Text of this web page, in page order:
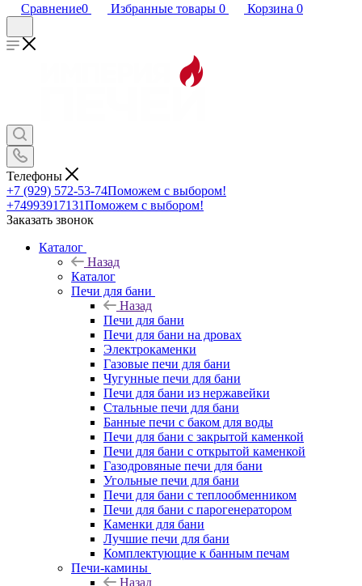
Сравнение0 Избранные товары 0 Корзина 0
Телефоны
+7 (929) 572-53-74Поможем с выбором!
+74993917131Поможем с выбором!
Заказать звонок
Каталог
Назад
Каталог
Печи для бани
Назад
Печи для бани
Печи для бани на дровах
Электрокаменки
Газовые печи для бани
Чугунные печи для бани
Печи для бани из нержавейки
Стальные печи для бани
Банные печи с баком для воды
Печи для бани с закрытой каменкой
Печи для бани с открытой каменкой
Газодровяные печи для бани
Угольные печи для бани
Печи для бани с теплообменником
Печи для бани с парогенератором
Каменки для бани
Лучшие печи для бани
Комплектующие к банным печам
Печи-камины
Назад